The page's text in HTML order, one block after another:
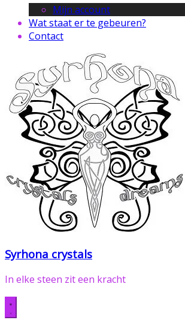
Mijn account
Wat staat er te gebeuren?
Contact
Syrhona crystals
In elke steen zit een kracht